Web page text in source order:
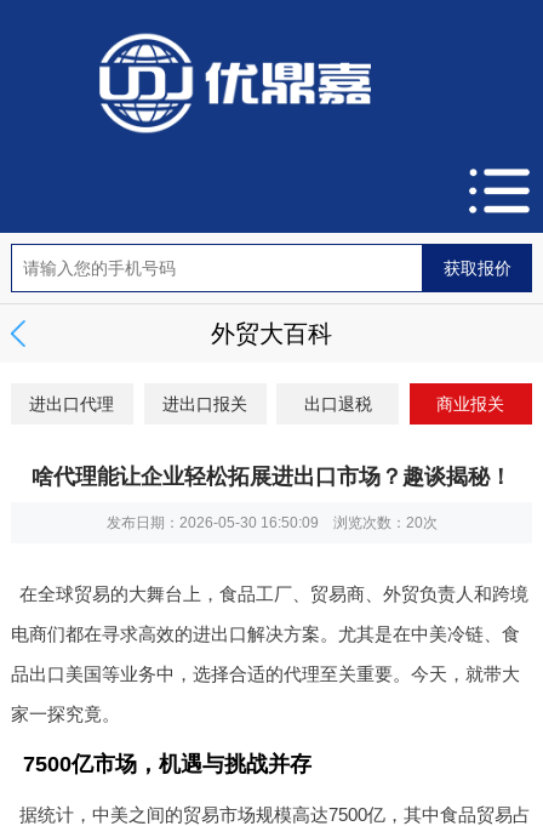
外贸大百科
进出口代理 进出口报关 出口退税 商业报关
啥代理能让企业轻松拓展进出口市场？趣谈揭秘！
发布日期：2026-05-30 16:50:09 浏览次数： 20次
在全球贸易的大舞台上，食品工厂、贸易商、外贸负责人和跨境
电商们都在寻求高效的进出口解决方案。尤其是在中美冷链、食
品出口美国等业务中，选择合适的代理至关重要。今天，就带大
家一探究竟。
7500亿市场，机遇与挑战并存
据统计，中美之间的贸易市场规模高达7500亿，其中食品贸易占